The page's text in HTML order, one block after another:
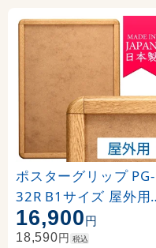
ポスターグリップ PG-
32R B1サイズ 屋外用
角丸 けやき
16,900円
18,590円 税込